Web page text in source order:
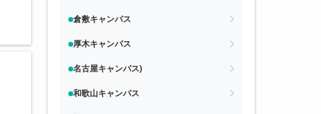
倉敷キャンパス
厚木キャンパス
名古屋キャンパス)
和歌山キャンパス